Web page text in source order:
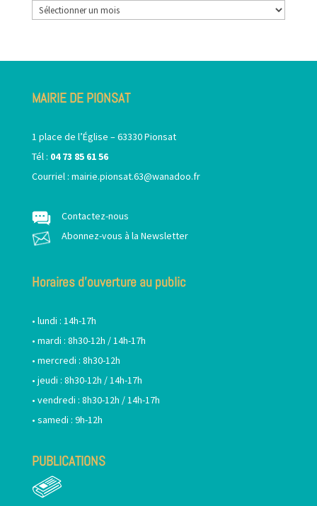
Archives
MAIRIE DE PIONSAT
1 place de l’Église – 63330 Pionsat
Tél : 04 73 85 61 56
Courriel : mairie.pionsat.63@wanadoo.fr
Contactez-nous
Abonnez-vous à la Newsletter
Horaires d’ouverture au public
• lundi : 14h-17h
• mardi : 8h30-12h / 14h-17h
• mercredi : 8h30-12h
• jeudi : 8h30-12h / 14h-17h
• vendredi : 8h30-12h / 14h-17h
• samedi : 9h-12h
PUBLICATIONS